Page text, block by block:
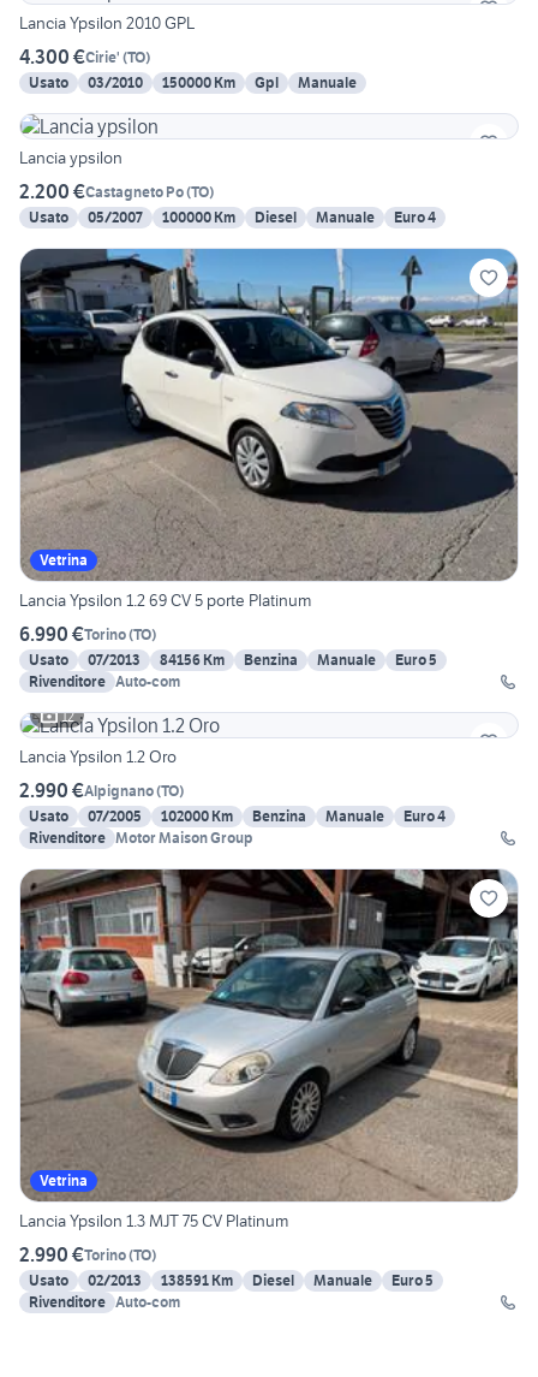
Lancia Ypsilon 2010 GPL
4.300 €Cirie' (TO)
Usato
03/2010 150000 Km Gpl Manuale
Lancia ypsilon
2.200 €Castagneto Po(TO)
Usato
05/2007 100000 Km Diesel Manuale Euro 4
Vetrina
Lancia Ypsilon 1.2 69 CV 5 porte Platinum
6.990 €Torino(TO)
Usato
07/2013 84156 Km Benzina Manuale
Euro 5
Rivenditore Auto-com
12
Lancia Ypsilon 1.2 Oro
2.990 €Alpignano(TO)
Usato
07/2005 102000 Km Benzina Manuale
Euro 4
Rivenditore Motor Maison Group
Vetrina
Lancia Ypsilon 1.3 MJT 75 CV Platinum
2.990 €Torino(TO)
Usato
02/2013 138591 Km Diesel Manuale
Euro 5
Rivenditore Auto-com